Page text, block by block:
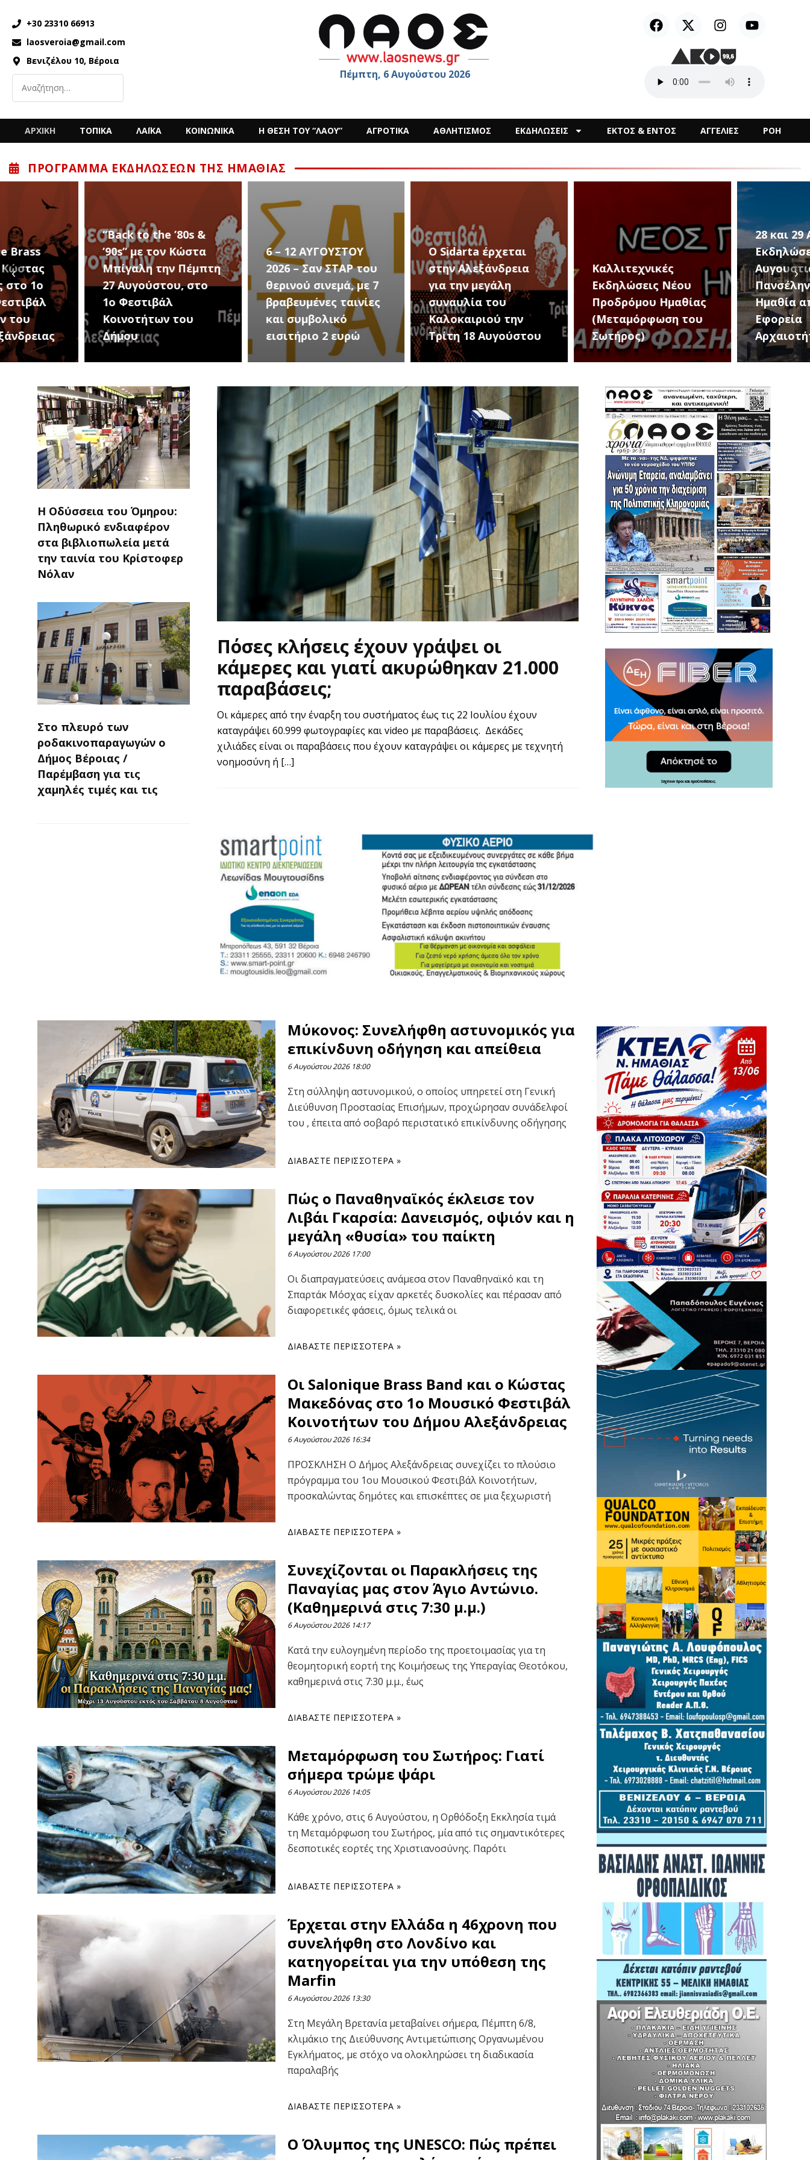
+30 23310 66913
laosveroia@gmail.com
Βενιζέλου 10, Βέροια
Πέμπτη, 6 Αυγούστου 2026
ΑΡΧΙΚΗ ΤΟΠΙΚΑ ΛΑΪΚΑ ΚΟΙΝΩΝΙΚΑ Η ΘΕΣΗ ΤΟΥ “ΛΑΟΥ” ΑΓΡΟΤΙΚΑ ΑΘΛΗΤΙΣΜΟΣ ΕΚΔΗΛΩΣΕΙΣ ΕΚΤΟΣ & ΕΝΤΟΣ ΑΓΓΕΛΙΕΣ ΡΟΗ
ΠΡΌΓΡΑΜΜΑ ΕΚΔΗΛΏΣΕΩΝ ΤΗΣ ΗΜΑΘΊΑΣ
“Back to the ’80s &
’90s” με τον Κώστα
Μπίγαλη την Πέμπτη
27 Αυγούστου, στο
1ο Φεστιβάλ
Κοινοτήτων του
Δήμου
6 – 12 ΑΥΓΟΥΣΤΟΥ
2026 – Σαν ΣΤΑΡ του
θερινού σινεμά, με 7
βραβευμένες ταινίες
και συμβολικό
εισιτήριο 2 ευρώ
Ο Sidarta έρχεται
στην Αλεξάνδρεια
για την μεγάλη
συναυλία του
Καλοκαιριού την
Τρίτη 18 Αυγούστου
Καλλιτεχνικές
Εκδηλώσεις Νέου
Προδρόμου Ημαθίας
(Μεταμόρφωση του
Σωτήρος)
28 και 29 Αυγούστου,
Εκδηλώσεις για την
Αυγουστιάτικη
Πανσέληνο στην
Ημαθία από την
Εφορεία
Αρχαιοτήτων
‹ ›
Η Οδύσσεια του Όμηρου:
Πληθωρικό ενδιαφέρον
στα βιβλιοπωλεία μετά
την ταινία του Κρίστοφερ
Νόλαν
Στο πλευρό των
ροδακινοπαραγωγών ο
Δήμος Βέροιας /
Παρέμβαση για τις
χαμηλές τιμές και τις
Πόσες κλήσεις έχουν γράψει οι
κάμερες και γιατί ακυρώθηκαν 21.000
παραβάσεις;
Οι κάμερες από την έναρξη του συστήματος έως τις 22 Ιουλίου έχουν
καταγράψει 60.999 φωτογραφίες και video με παραβάσεις. Δεκάδες
χιλιάδες είναι οι παραβάσεις που έχουν καταγράψει οι κάμερες με τεχνητή
νοημοσύνη ή […]
Μύκονος: Συνελήφθη αστυνομικός για
επικίνδυνη οδήγηση και απείθεια
6 Αυγούστου 2026 18:00
Στη σύλληψη αστυνομικού, ο οποίος υπηρετεί στη Γενική
Διεύθυνση Προστασίας Επισήμων, προχώρησαν συνάδελφοί
του , έπειτα από σοβαρό περιστατικό επικίνδυνης οδήγησης
ΔΙΑΒΆΣΤΕ ΠΕΡΙΣΣΌΤΕΡΑ »
Πώς ο Παναθηναϊκός έκλεισε τον
Λιβάι Γκαρσία: Δανεισμός, οψιόν και η
μεγάλη «θυσία» του παίκτη
6 Αυγούστου 2026 17:00
Οι διαπραγματεύσεις ανάμεσα στον Παναθηναϊκό και τη
Σπαρτάκ Μόσχας είχαν αρκετές δυσκολίες και πέρασαν από
διαφορετικές φάσεις, όμως τελικά οι
ΔΙΑΒΆΣΤΕ ΠΕΡΙΣΣΌΤΕΡΑ »
Οι Salonique Brass Band και ο Κώστας
Μακεδόνας στο 1ο Μουσικό Φεστιβάλ
Κοινοτήτων του Δήμου Αλεξάνδρειας
6 Αυγούστου 2026 16:34
ΠΡΟΣΚΛΗΣΗ Ο Δήμος Αλεξάνδρειας συνεχίζει το πλούσιο
πρόγραμμα του 1ου Μουσικού Φεστιβάλ Κοινοτήτων,
προσκαλώντας δημότες και επισκέπτες σε μια ξεχωριστή
ΔΙΑΒΆΣΤΕ ΠΕΡΙΣΣΌΤΕΡΑ »
Συνεχίζονται οι Παρακλήσεις της
Παναγίας μας στον Άγιο Αντώνιο.
(Καθημερινά στις 7:30 μ.μ.)
6 Αυγούστου 2026 14:17
Κατά την ευλογημένη περίοδο της προετοιμασίας για τη
θεομητορική εορτή της Κοιμήσεως της Υπεραγίας Θεοτόκου,
καθημερινά στις 7:30 μ.μ., έως
ΔΙΑΒΆΣΤΕ ΠΕΡΙΣΣΌΤΕΡΑ »
Μεταμόρφωση του Σωτήρος: Γιατί
σήμερα τρώμε ψάρι
6 Αυγούστου 2026 14:05
Κάθε χρόνο, στις 6 Αυγούστου, η Ορθόδοξη Εκκλησία τιμά
τη Μεταμόρφωση του Σωτήρος, μία από τις σημαντικότερες
δεσποτικές εορτές της Χριστιανοσύνης. Παρότι
ΔΙΑΒΆΣΤΕ ΠΕΡΙΣΣΌΤΕΡΑ »
Έρχεται στην Ελλάδα η 46χρονη που
συνελήφθη στο Λονδίνο και
κατηγορείται για την υπόθεση της
Marfin
6 Αυγούστου 2026 13:30
Στη Μεγάλη Βρετανία μεταβαίνει σήμερα, Πέμπτη 6/8,
κλιμάκιο της Διεύθυνσης Αντιμετώπισης Οργανωμένου
Εγκλήματος, με στόχο να ολοκληρώσει τη διαδικασία
παραλαβής
ΔΙΑΒΆΣΤΕ ΠΕΡΙΣΣΌΤΕΡΑ »
Ο Όλυμπος της UNESCO: Πώς πρέπει